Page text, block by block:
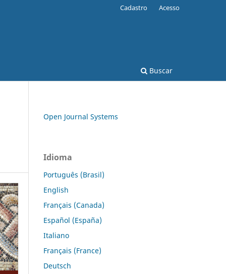
Buscar
Cadastro Acesso
Open Journal Systems
Idioma
Português (Brasil)
English
Français (Canada)
Español (España)
Italiano
Français (France)
Deutsch